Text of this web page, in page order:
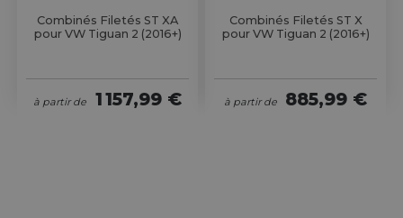
Combinés Filetés ST XA
pour VW Tiguan 2 (2016+)
à partir de 1 157,99 €
Combinés Filetés ST X
pour VW Tiguan 2 (2016+)
à partir de 885,99 €